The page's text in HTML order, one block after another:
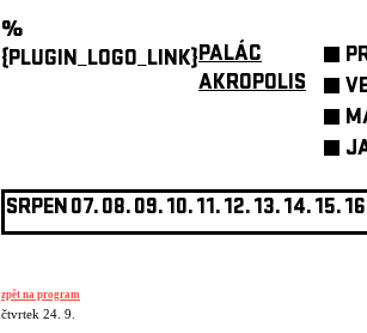
%
{PLUGIN_LOGO_LINK}PALÁC
AKROPOLIS
SRPEN07.08.09.10.11.12.13.14.15.
zpět na program
čtvrtek 24. 9.